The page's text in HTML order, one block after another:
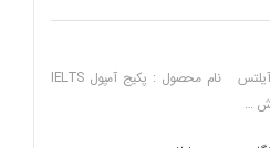
خرید پکیج آموزش زبان انگلیسی آیلتس نام محصول : پکیج آمپول IELTS